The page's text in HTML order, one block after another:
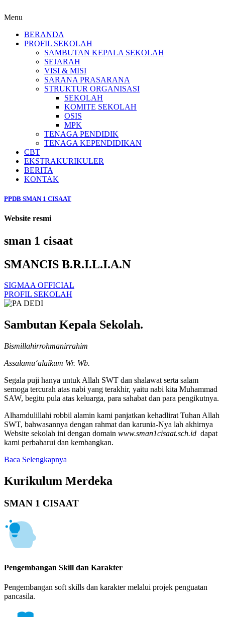
Menu
BERANDA
PROFIL SEKOLAH
SAMBUTAN KEPALA SEKOLAH
SEJARAH
VISI & MISI
SARANA PRASARANA
STRUKTUR ORGANISASI
SEKOLAH
KOMITE SEKOLAH
OSIS
MPK
TENAGA PENDIDIK
TENAGA KEPENDIDIKAN
CBT
EKSTRAKURIKULER
BERITA
KONTAK
PPDB SMAN 1 CISAAT
Website resmi
sman 1 cisaat
SMANCIS B.R.I.L.I.A.N
SIGMAA OFFICIAL
PROFIL SEKOLAH
Sambutan Kepala Sekolah.
Bismillahirrohmanirrahim
Assalamu‘alaikum Wr. Wb.
Segala puji hanya untuk Allah SWT dan shalawat serta salam
semoga tercurah atas nabi yang terakhir, yaitu nabi kita Muhammad
SAW, begitu pula atas keluarga, para sahabat dan para pengikutnya.
Alhamdulillahi robbil alamin kami panjatkan kehadlirat Tuhan Allah
SWT, bahwasannya dengan rahmat dan karunia-Nya lah akhirnya
Website sekolah ini dengan domain www.sman1cisaat.sch.id dapat
kami perbaharui dan kembangkan.
Baca Selengkapnya
Kurikulum Merdeka
SMAN 1 CISAAT
Pengembangan Skill dan Karakter
Pengembangan soft skills dan karakter melalui projek penguatan
pancasila.